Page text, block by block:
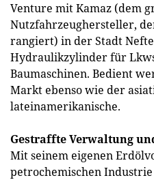
Venture mit Kamaz (dem
Nutzfahrzeughersteller,
rangiert) in der Stadt
Hydraulikzylinder für
Baumaschinen. Bedient
Markt ebenso wie der
lateinamerikanische.
Gestraffte Verwaltung
Mit seinem eigenen
petrochemischen